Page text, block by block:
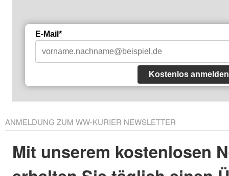
E-Mail*
Kostenlos anmelden
ANMELDUNG ZUM WW-KURIER NEWSLETTER
Mit unserem kostenlosen